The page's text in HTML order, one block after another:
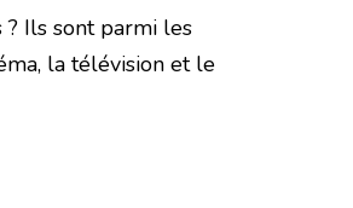
? Ils sont parmi les
la télévision et le